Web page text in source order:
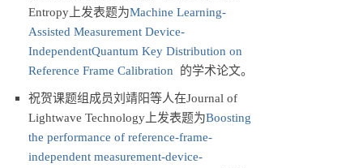
Entropy上发表题为Machine Learning-
Assisted Measurement Device-
IndependentQuantum Key Distribution on
Reference Frame Calibration 的学术论文。
祝贺课题组成员刘靖阳等人在Journal of
Lightwave Technology上发表题为Boosting
the performance of reference-frame-
independent measurement-device-